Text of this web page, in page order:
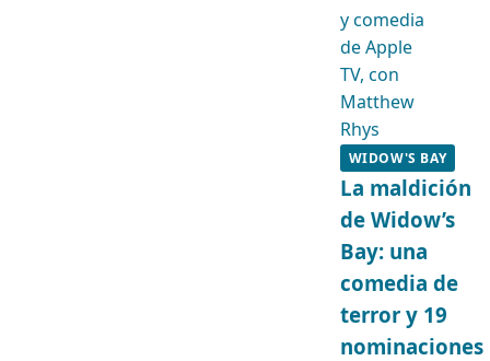
WIDOW'S BAY
La maldición
de Widow’s
Bay: una
comedia de
terror y 19
nominaciones